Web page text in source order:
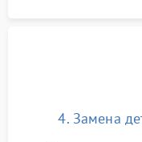
4. Замена